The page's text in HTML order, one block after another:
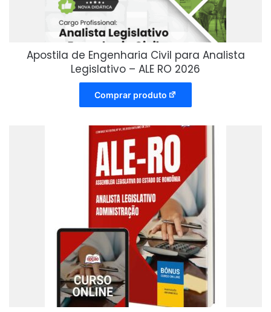
Apostila de Engenharia Civil para Analista
Legislativo – ALE RO 2026
Comprar produto